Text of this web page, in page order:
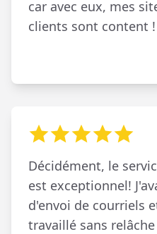
car avec eux, mes
clients sont content !
Décidément, le
est exceptionnel!
d'envoi de courriels
travaillé sans